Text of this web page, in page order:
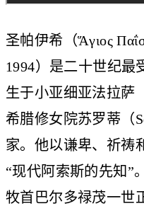
圣帕伊希（Ἅγιος
1994）是二十世纪最
生于小亚细亚法拉萨
希腊修女院苏罗蒂（
家。他以谦卑、祈祷
“现代阿索斯的先知”
牧首巴尔多禄茂一世